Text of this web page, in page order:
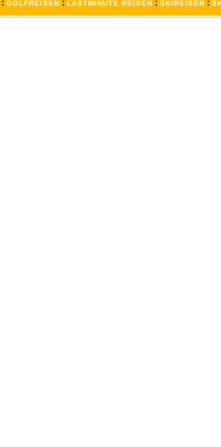
: GOLFREISEN : LASTMINUTE REISEN : SKIREISEN :